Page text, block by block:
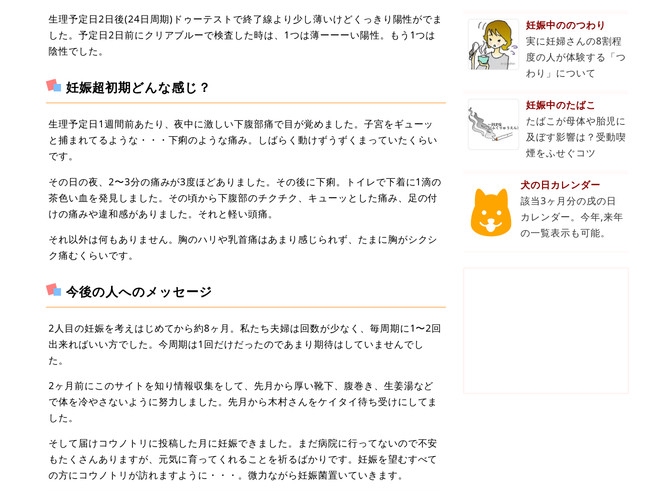
生理予定日2日後(24日周期)ドゥーテストで終了線より少し薄いけどくっきり陽性がでま
した。予定日2日前にクリアブルーで検査した時は、1つは薄ーーーい陽性。もう1つは
陰性でした。
妊娠超初期どんな感じ？
生理予定日1週間前あたり、夜中に激しい下腹部痛で目が覚めました。子宮をギューッ
と捕まれてるような・・・下痢のような痛み。しばらく動けずうずくまっていたくらい
です。
その日の夜、2〜3分の痛みが3度ほどありました。その後に下痢。トイレで下着に1滴の
茶色い血を発見しました。その頃から下腹部のチクチク、キューッとした痛み、足の付
けの痛みや違和感がありました。それと軽い頭痛。
それ以外は何もありません。胸のハリや乳首痛はあまり感じられず、たまに胸がシクシ
ク痛むくらいです。
今後の人へのメッセージ
2人目の妊娠を考えはじめてから約8ヶ月。私たち夫婦は回数が少なく、毎周期に1〜2回
出来ればいい方でした。今周期は1回だけだったのであまり期待はしていませんでし
た。
2ヶ月前にこのサイトを知り情報収集をして、先月から厚い靴下、腹巻き、生姜湯など
で体を冷やさないように努力しました。先月から木村さんをケイタイ待ち受けにしてま
した。
そして届けコウノトリに投稿した月に妊娠できました。まだ病院に行ってないので不安
もたくさんありますが、元気に育ってくれることを祈るばかりです。妊娠を望むすべて
の方にコウノトリが訪れますように・・・。微力ながら妊娠菌置いていきます。
妊娠中ののつわり
実に妊婦さんの8割程
度の人が体験する「つ
わり」について
妊娠中のたばこ
たばこが母体や胎児に
及ぼす影響は？受動喫
煙をふせぐコツ
犬の日カレンダー
該当3ヶ月分の戌の日
カレンダー。今年,来年
の一覧表示も可能。